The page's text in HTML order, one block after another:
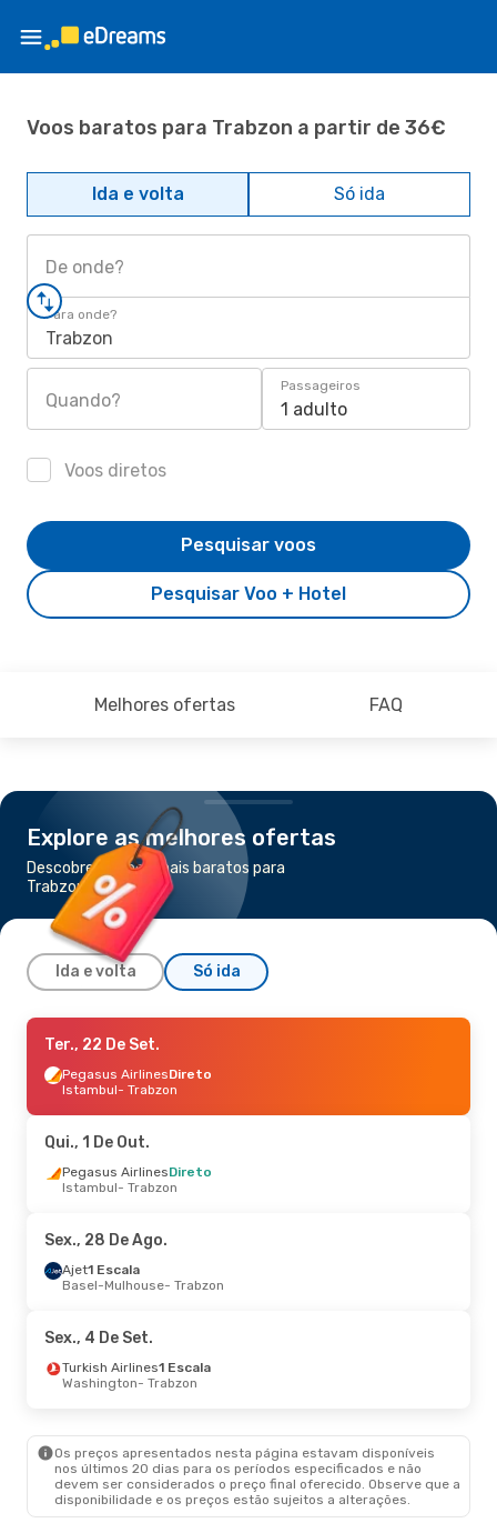
Voos baratos para Trabzon a partir de 36€
Ida e volta Só ida
De onde?
Para onde?
Trabzon
Quando?
Passageiros
1 adulto
Voos diretos
Pesquisar Voo + Hotel
Pesquisar voos
Melhores ofertas FAQ
Explore as melhores ofertas
Descobre os voos mais baratos para
Trabzon
Ida e volta Só ida
Qua., 9 De Set.- Seg., 14 De Set.
AjetDireto
Ancara- Trabzon
Trabzon- Ancara
Qui., 1 De Out.- Qua., 7 De Out.
AjetDireto
Trabzon- Istambul
Pegasus Airlines
Istambul- Trabzon
Pegasus Airlines Direto
Trabzon- Istambul
Sáb., 10 De Out.- Sáb., 17 De Out.
Turkish Airlines1 Escala
Luxemburgo- Trabzon
Turkish Airlines1 Escala
Trabzon- Luxemburgo
Ter., 22 De Set.
Pegasus AirlinesDireto
Istambul- Trabzon
Qui., 1 De Out.
Pegasus AirlinesDireto
Istambul- Trabzon
Sex., 28 De Ago.
Ajet1 Escala
Basel-Mulhouse- Trabzon
Sex., 4 De Set.
Turkish Airlines1 Escala
Washington- Trabzon
Os preços apresentados nesta página estavam disponíveis
nos últimos 20 dias para os períodos especificados e não
devem ser considerados o preço final oferecido. Observe que a
disponibilidade e os preços estão sujeitos a alterações.